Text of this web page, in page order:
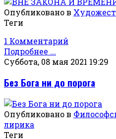
Опубликовано в
Теги
1 Комментарий
Подробнее ...
Суббота, 08 мая 2021 19:29
Без Бога ни до порога
Опубликовано в
лирика
Теги